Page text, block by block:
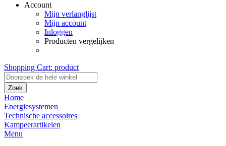
Account
Mijn verlanglijst
Mijn account
Inloggen
Producten vergelijken
Shopping Cart: product
Zoek
Home
Energiesystemen
Technische accessoires
Kampeerartikelen
Menu